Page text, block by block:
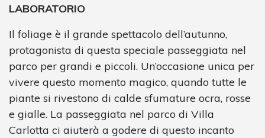
LABORATORIO
Il foliage è il grande spettacolo dell’autunno,
protagonista di questa speciale passeggiata nel
parco per grandi e piccoli. Un’occasione unica per
vivere questo momento magico, quando tutte le
piante si rivestono di calde sfumature ocra, rosse
e gialle. La passeggiata nel parco di Villa
Carlotta ci aiuterà a godere di questo incanto